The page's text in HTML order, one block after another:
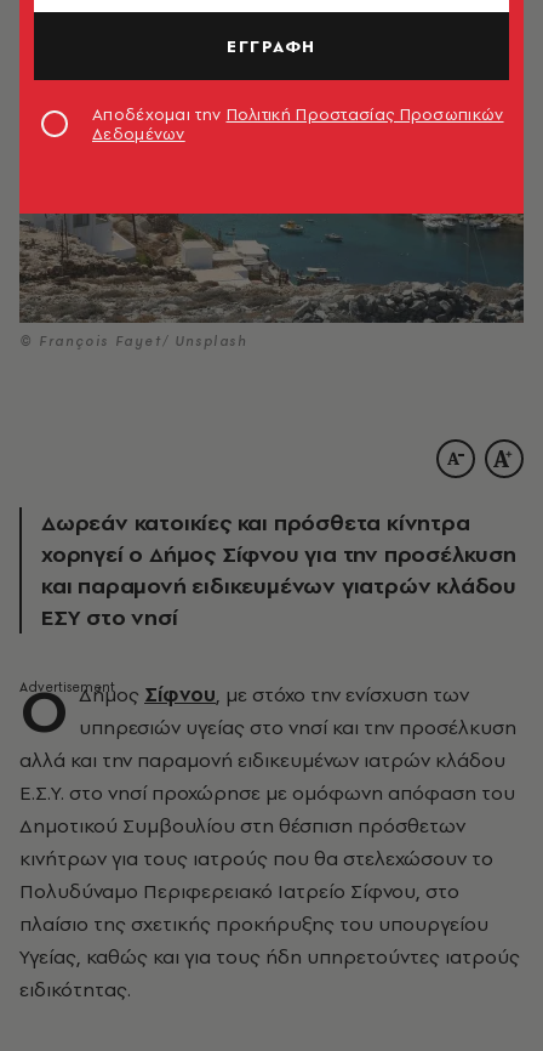
© François Fayet/ Unsplash
Δωρεάν κατοικίες και πρόσθετα κίνητρα
χορηγεί ο Δήμος Σίφνου για την προσέλκυση
και παραμονή ειδικευμένων γιατρών κλάδου
ΕΣΥ στο νησί
Ο Δήμος Σίφνου, με στόχο την ενίσχυση των
υπηρεσιών υγείας στο νησί και την προσέλκυση
αλλά και την παραμονή ειδικευμένων ιατρών κλάδου
Ε.Σ.Υ. στο νησί προχώρησε με ομόφωνη απόφαση του
Δημοτικού Συμβουλίου στη θέσπιση πρόσθετων
κινήτρων για τους ιατρούς που θα στελεχώσουν το
Πολυδύναμο Περιφερειακό Ιατρείο Σίφνου, στο
πλαίσιο της σχετικής προκήρυξης του υπουργείου
Υγείας, καθώς και για τους ήδη υπηρετούντες ιατρούς
ειδικότητας.
ΕΓΓΡΑΦΗ
Αποδέχομαι την Πολιτική Προστασίας Προσωπικών
Δεδομένων